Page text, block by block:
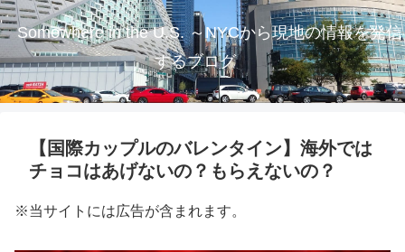
Somewhere in the U.S. ～NYCから現地の情報を発信
するブログ
【国際カップルのバレンタイン】海外では
チョコはあげないの？もらえないの？
※当サイトには広告が含まれます。